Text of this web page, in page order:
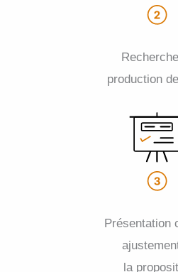
production
Présentation
la